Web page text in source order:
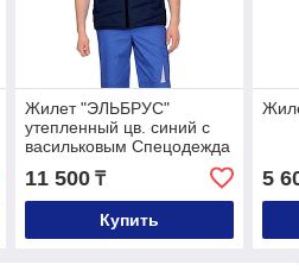
Жилет "ЭЛЬБРУС"
утепленный цв. синий с
васильковым Спецодежда
11 500₸
Купить
5